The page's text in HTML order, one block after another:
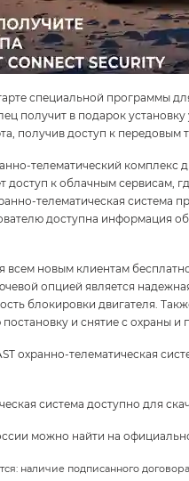
специальной программы
получит в подарок
получив доступ к передовым
телематический
к облачным сервисам,
телематическая
доступна информация
новым клиентам
опцией является
блокировки двигателя.
и снятие с охраны
охранно-телематическая
система доступно для
можно найти на
наличие подписанного